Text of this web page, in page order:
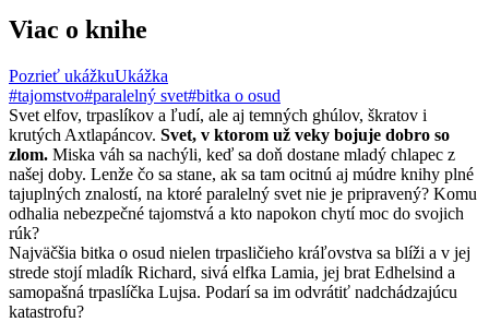
Viac o knihe
Pozrieť ukážkuUkážka
#tajomstvo#paralelný svet#bitka o osud
Svet elfov, trpaslíkov a ľudí, ale aj temných ghúlov, škratov i
krutých Axtlapáncov. Svet, v ktorom už veky bojuje dobro so
zlom. Miska váh sa nachýli, keď sa doň dostane mladý chlapec z
našej doby. Lenže čo sa stane, ak sa tam ocitnú aj múdre knihy plné
tajuplných znalostí, na ktoré paralelný svet nie je pripravený? Komu
odhalia nebezpečné tajomstvá a kto napokon chytí moc do svojich
rúk?
Najväčšia bitka o osud nielen trpasličieho kráľovstva sa blíži a v jej
strede stojí mladík Richard, sivá elfka Lamia, jej brat Edhelsind a
samopašná trpaslíčka Lujsa. Podarí sa im odvrátiť nadchádzajúcu
katastrofu?